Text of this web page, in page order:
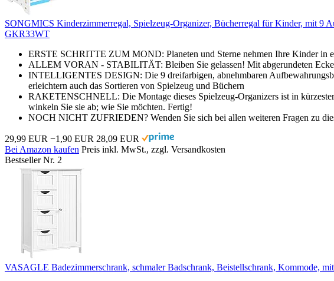
SONGMICS Kinderzimmerregal, Spielzeug-Organizer, Bücherregal für Kinder, mit 9
GKR33WT
ERSTE SCHRITTE ZUM MOND: Planeten und Sterne nehmen Ihre Kinder in
ALLEM VORAN - STABILITÄT: Bleiben Sie gelassen! Mit abgerundeten
INTELLIGENTES DESIGN: Die 9 dreifarbigen, abnehmbaren
erleichtern auch das Sortieren von Spielzeug und Büchern
RAKETENSCHNELL: Die Montage dieses Spielzeug-Organizers ist in
winkeln Sie sie ab; wie Sie möchten. Fertig!
NOCH NICHT ZUFRIEDEN? Wenden Sie sich bei allen weiteren Fragen zu
29,99 EUR −1,90 EUR 28,09 EUR
Bei Amazon kaufen Preis inkl. MwSt., zzgl. Versandkosten
Bestseller Nr. 2
VASAGLE Badezimmerschrank, schmaler Badschrank, Beistellschrank, Kommode,